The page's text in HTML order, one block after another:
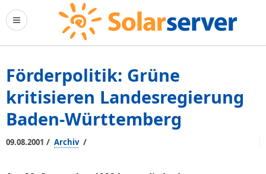
Förderpolitik: Grüne
kritisieren Landesregierung
Baden-Württemberg
09.08.2001 / Archiv /